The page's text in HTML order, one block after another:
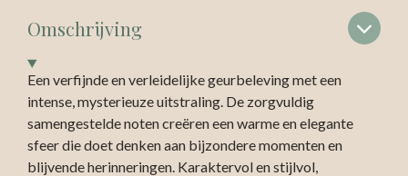
Omschrijving
Een verfijnde en verleidelijke geurbeleving met een
intense, mysterieuze uitstraling. De zorgvuldig
samengestelde noten creëren een warme en elegante
sfeer die doet denken aan bijzondere momenten en
blijvende herinneringen. Karaktervol en stijlvol,